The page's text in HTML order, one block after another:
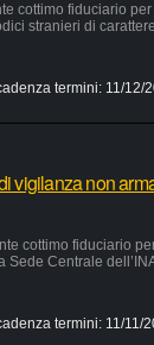
cottimo fiduciario
stranieri di
termini: 11/12/
vigilanza non
cottimo fiduciario
Centrale
termini: 11/11/